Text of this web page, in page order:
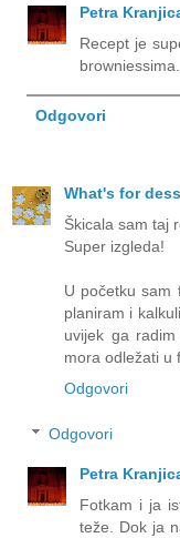
Petra
Recept je
browniessima.
Odgovori
What's for
Škicala sam taj
Super izgleda!
U početku sam
planiram i
uvijek ga
mora odležati u
Odgovori
Odgovori
Petra
Fotkam i ja
teže. Dok ja